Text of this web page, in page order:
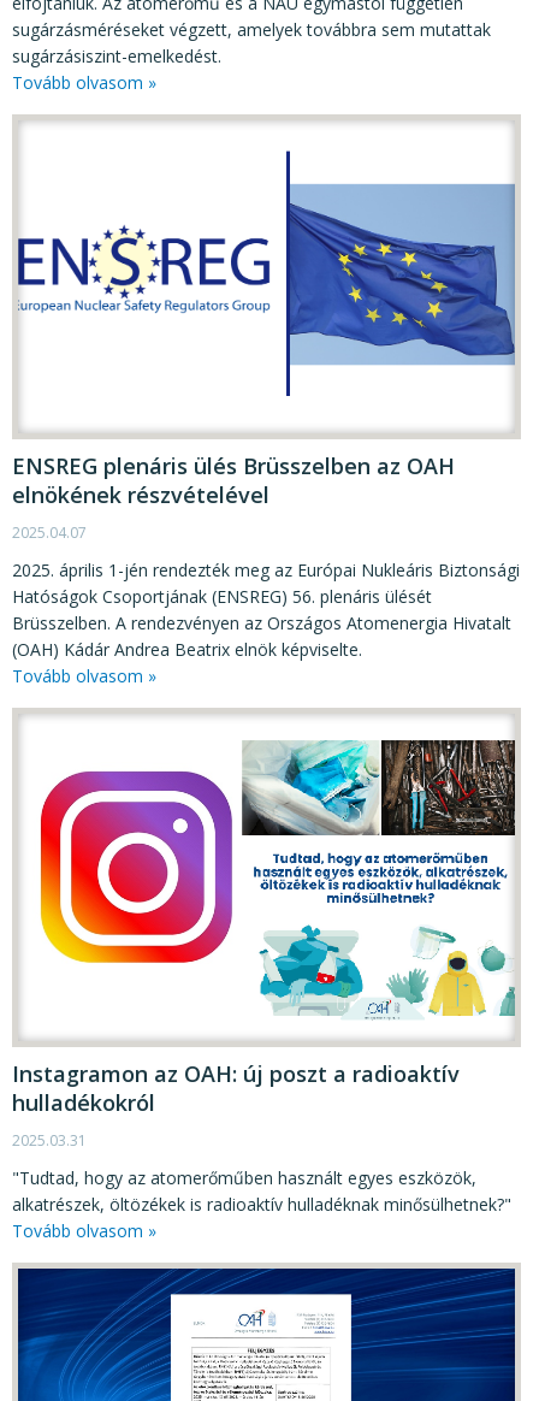
sugárzásméréseket végzett, amelyek továbbra sem mutattak
sugárzásiszint-emelkedést.
Tovább olvasom »
ENSREG plenáris ülés Brüsszelben az OAH
elnökének részvételével
2025.04.07
2025. április 1-jén rendezték meg az Európai Nukleáris Biztonsági
Hatóságok Csoportjának (ENSREG) 56. plenáris ülését
Brüsszelben. A rendezvényen az Országos Atomenergia Hivatalt
(OAH) Kádár Andrea Beatrix elnök képviselte.
Tovább olvasom »
Instagramon az OAH: új poszt a radioaktív
hulladékokról
2025.03.31
"Tudtad, hogy az atomerőműben használt egyes eszközök,
alkatrészek, öltözékek is radioaktív hulladéknak minősülhetnek?"
Tovább olvasom »